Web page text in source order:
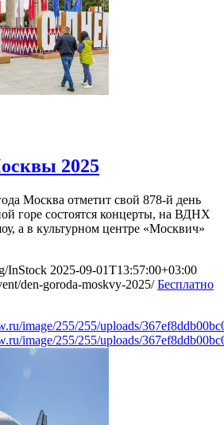
2025
Москва отметит свой 878-й день
горе состоятся концерты, на ВДНХ
а в культурном центре «Москвич»
InStock 2025-09-01T13:57:00+03:00
den-goroda-moskvy-2025/ Бесплатно
image/255/255/uploads/
image/255/255/uploads/